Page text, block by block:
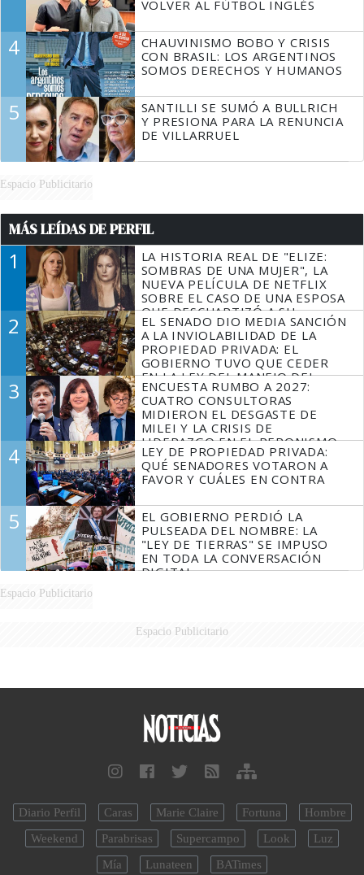
VOLVER AL FÚTBOL INGLÉS
4
CHAUVINISMO BOBO Y CRISIS
CON BRASIL: LOS ARGENTINOS
SOMOS DERECHOS Y HUMANOS
5
SANTILLI SE SUMÓ A BULLRICH
Y PRESIONA PARA LA RENUNCIA
DE VILLARRUEL
Espacio Publicitario
MÁS LEÍDAS DE PERFIL
1
LA HISTORIA REAL DE "ELIZE:
SOMBRAS DE UNA MUJER", LA
NUEVA PELÍCULA DE NETFLIX
SOBRE EL CASO DE UNA ESPOSA
QUE DESCUARTIZÓ A SU
MARIDO
2
EL SENADO DIO MEDIA SANCIÓN
A LA INVIOLABILIDAD DE LA
PROPIEDAD PRIVADA: EL
GOBIERNO TUVO QUE CEDER
EN LA LEY DEL MANEJO DEL
FUEGO
3
ENCUESTA RUMBO A 2027:
CUATRO CONSULTORAS
MIDIERON EL DESGASTE DE
MILEI Y LA CRISIS DE
LIDERAZGO EN EL PERONISMO
4
LEY DE PROPIEDAD PRIVADA:
QUÉ SENADORES VOTARON A
FAVOR Y CUÁLES EN CONTRA
5
EL GOBIERNO PERDIÓ LA
PULSEADA DEL NOMBRE: LA
"LEY DE TIERRAS" SE IMPUSO
EN TODA LA CONVERSACIÓN
DIGITAL
Espacio Publicitario
Espacio Publicitario
Diario Perfil Caras Marie Claire Fortuna
Hombre
Weekend
Parabrisas Supercampo Look
Luz
Mía
Lunateen BATimes